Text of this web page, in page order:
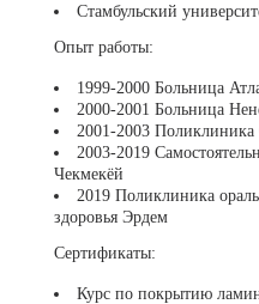
Стамбульский
Опыт работы:
1999-2000 Больница
2000-2001 Больница
2001-2003
2003-2019
Чекмекёй
2019 Поликлиника
здоровья Эрдем
Сертификаты:
Курс по покрытию